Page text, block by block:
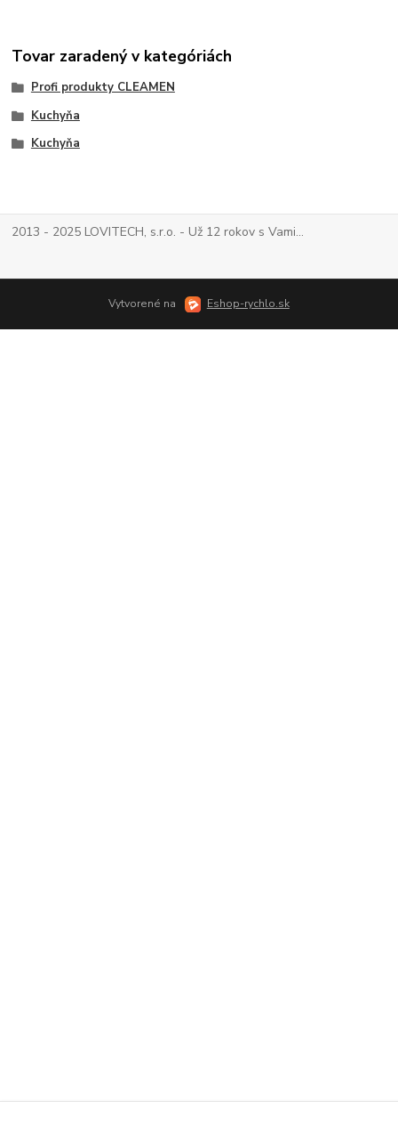
Tovar zaradený v kategóriách
Profi produkty CLEAMEN
Kuchyňa
Kuchyňa
2013 - 2025 LOVITECH, s.r.o. - Už 12 rokov s Vami...
Vytvorené na Eshop-rychlo.sk